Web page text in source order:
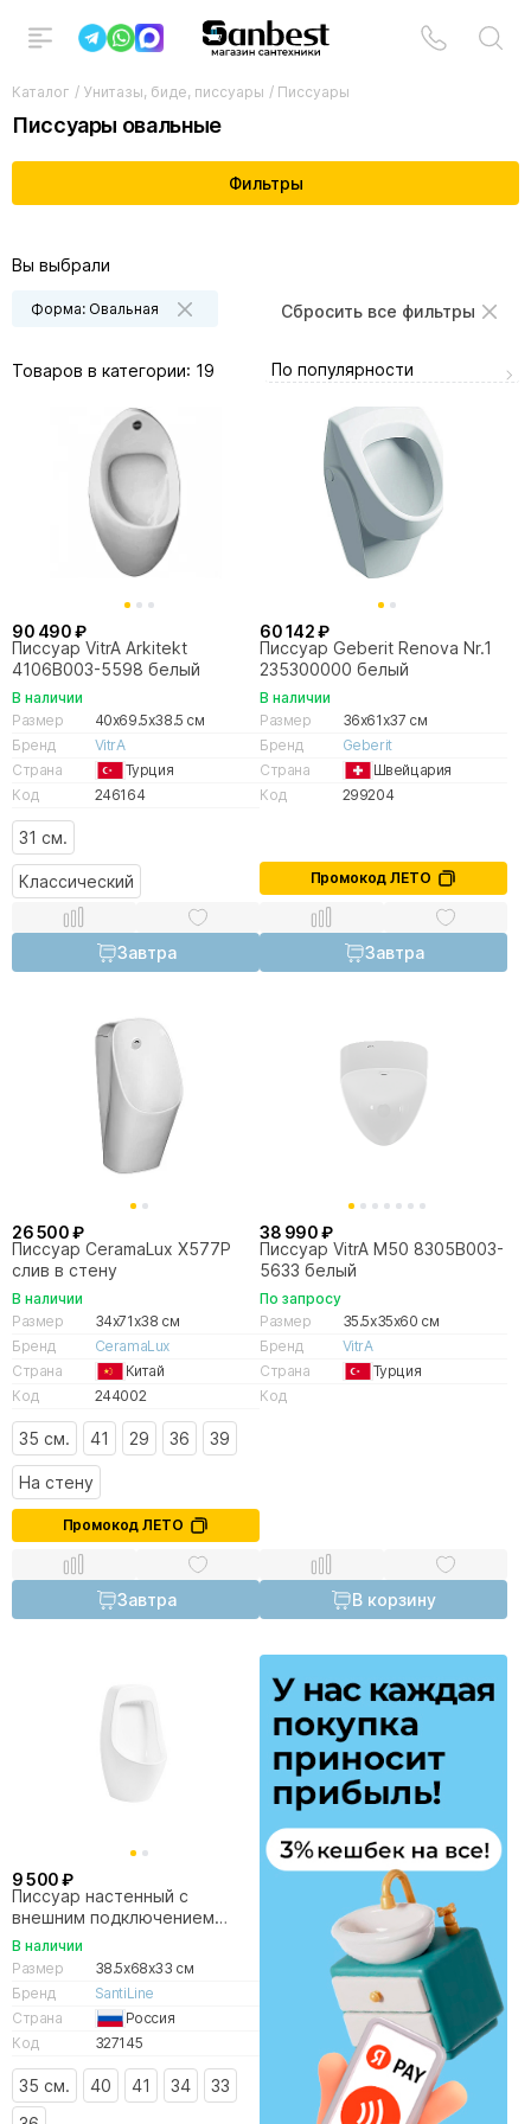
Каталог / Унитазы, биде, писсуары / Писсуары
Писсуары овальные
Фильтры
Вы выбрали
Форма: Овальная Сбросить все фильтры
Товаров в категории: 19 По популярности
90 490 ₽
Писсуар VitrA Arkitekt
4106B003-5598 белый
В наличии
Размер
40x69.5x38.5 см
Бренд
VitrA
Страна
Турция
Код
246164
31 см.
Классический
Завтра
60 142 ₽
Писсуар Geberit Renova Nr.1
235300000 белый
В наличии
Размер
36x61x37 см
Бренд
Geberit
Страна
Швейцария
Код
299204
Промокод ЛЕТО
Завтра
26 500 ₽
Писсуар CeramaLux X577P
слив в стену
В наличии
Размер
34x71x38 см
Бренд
CeramaLux
Страна
Китай
Код
244002
35 см. 41 29 36 39
На стену
Промокод ЛЕТО
Завтра
38 990 ₽
Писсуар VitrA M50 8305B003-
5633 белый
По запросу
Размер
35.5x35x60 см
Бренд
VitrA
Страна
Турция
Код
В корзину
9 500 ₽
Писсуар настенный с
внешним подключением
SantiLine SL-6011 белый
В наличии
Размер
38.5x68x33 см
Бренд
SantiLine
Страна
Россия
Код
327145
35 см. 40 41 34
33